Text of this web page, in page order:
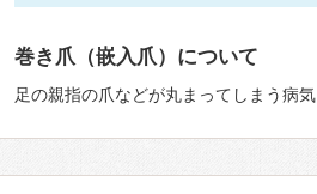
巻き爪（嵌入爪）について
足の親指の爪などが丸まってしまう病気